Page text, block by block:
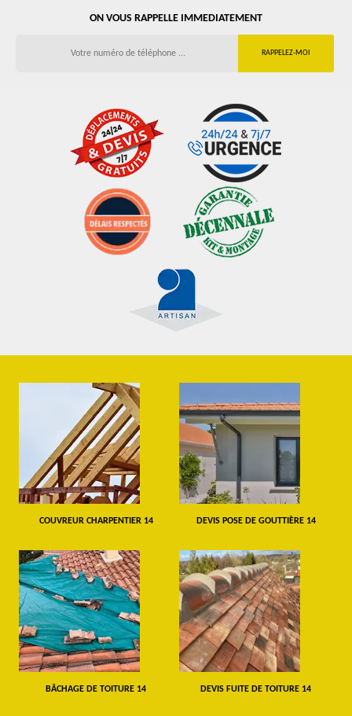
ON VOUS RAPPELLE IMMEDIATEMENT
COUVREUR CHARPENTIER 14 DEVIS POSE DE GOUTTIÈRE 14
BÂCHAGE DE TOITURE 14 DEVIS FUITE DE TOITURE 14